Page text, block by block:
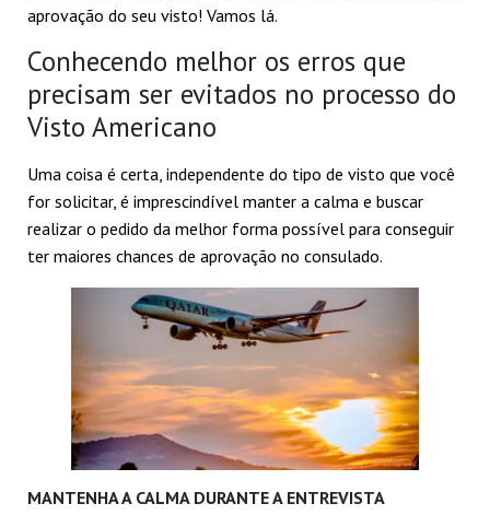
aprovação do seu visto! Vamos lá.
Conhecendo melhor os erros que
precisam ser evitados no processo do
Visto Americano
Uma coisa é certa, independente do tipo de visto que você
for solicitar, é imprescindível manter a calma e buscar
realizar o pedido da melhor forma possível para conseguir
ter maiores chances de aprovação no consulado.
MANTENHA A CALMA DURANTE A ENTREVISTA